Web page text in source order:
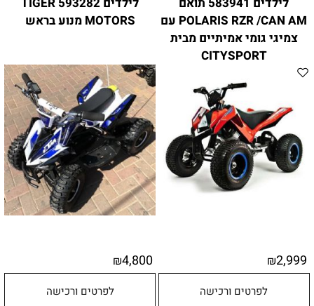
POLARIS RZR /CAN AM עם
צמיגי גומי אמיתיים מבית
CITYSPORT
₪2,999
לפרטים ורכישה
MOTORS מנוע בראש
₪4,800
לפרטים ורכישה